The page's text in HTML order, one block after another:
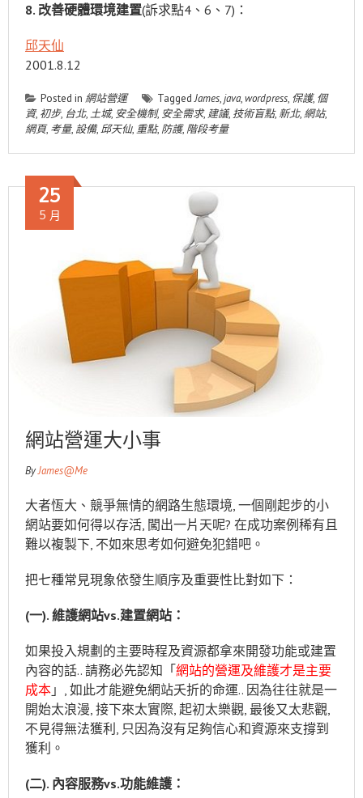
8. 改善硬體環境建置(訴求點4、6、7)：
邱天仙
2001.8.12
Posted in 網站營運 TaggedJames,java,wordpress, 保護, 個
資, 初步, 台北,土城, 安全機制, 安全需求, 建議, 技術盲點, 新北,網站,
網頁, 考量, 設備,邱天仙, 重點, 防護, 階段考量
網站營運大小事
25
5 月
ByJames@Me
大者恆大、競爭無情的網路生態環境, 一個剛起步的小
網站要如何得以存活, 闖出一片天呢? 在成功案例稀有且
難以複製下, 不如來思考如何避免犯錯吧。
把七種常見現象依發生順序及重要性比對如下：
(一). 維護網站vs.建置網站：
如果投入規劃的主要時程及資源都拿來開發功能或建置
內容的話.. 請務必先認知「 網站的營運及維護才是主要
成本 」, 如此才能避免網站夭折的命運.. 因為往往就是一
開始太浪漫, 接下來太實際, 起初太樂觀, 最後又太悲觀,
不見得無法獲利, 只因為沒有足夠信心和資源來支撐到
獲利。
(二). 內容服務vs.功能維護：